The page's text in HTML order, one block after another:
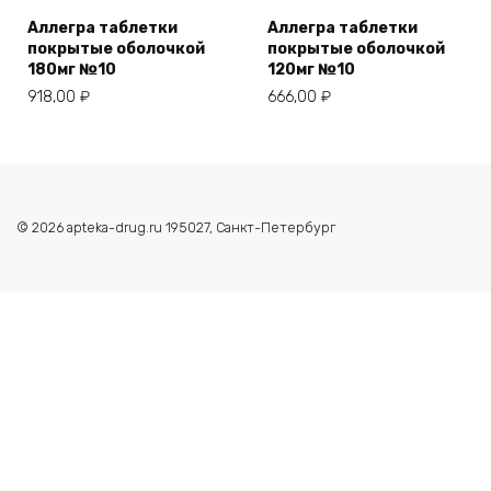
Аллегра таблетки
покрытые оболочкой
180мг №10
918,00 ₽
Аллегра таблетки
покрытые оболочкой
120мг №10
666,00 ₽
© 2026 apteka-drug.ru 195027, Санкт-Петербург